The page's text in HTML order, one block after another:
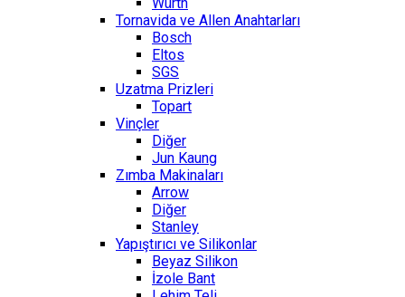
Tornavida ve Allen Anahtarları
Bosch
Eltos
SGS
Uzatma Prizleri
Topart
Vinçler
Diğer
Jun Kaung
Zımba Makinaları
Arrow
Diğer
Stanley
Yapıştırıcı ve Silikonlar
Beyaz Silikon
İzole Bant